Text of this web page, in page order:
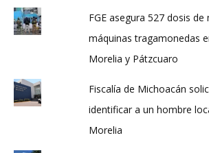
FGE asegura 527 dosis
máquinas tragamonedas
Morelia y Pátzcuaro
Fiscalía de Michoacán
identificar a un hombre
Morelia